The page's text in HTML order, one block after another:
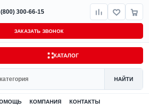
300-66-15
ЗАКАЗАТЬ ЗВОНОК
КАТАЛОГ
НАЙТИ
КОМПАНИЯ КОНТАКТЫ